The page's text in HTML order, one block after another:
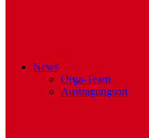
News
Orga-Team
Austragungsort